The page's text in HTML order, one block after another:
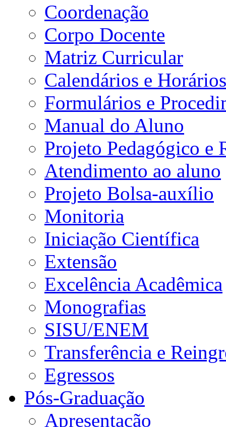
Coordenação
Corpo Docente
Matriz Curricular
Calendários e Horários
Formulários e
Manual do Aluno
Projeto Pedagógico e
Atendimento ao aluno
Projeto Bolsa-auxílio
Monitoria
Iniciação Científica
Extensão
Excelência Acadêmica
Monografias
SISU/ENEM
Transferência e
Egressos
Pós-Graduação
Apresentação